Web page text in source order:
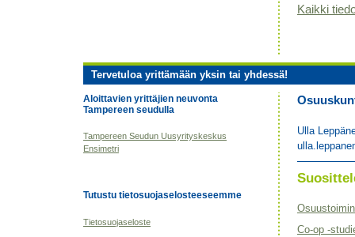
Kaikki
Tervetuloa yrittämään yksin tai yhdessä!
Aloittavien yrittäjien neuvonta
Tampereen seudulla
Tampereen Seudun Uusyrityskeskus
Ensimetri
Tutustu tietosuojaselosteeseemme
Tietosuojaseloste
Ulla
Co-op -